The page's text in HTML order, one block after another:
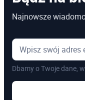
Najnowsze
Dbamy o Twoje dane,
Autodesk
Autodesk
Autodesk